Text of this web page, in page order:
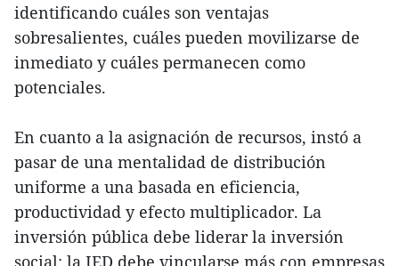
identificando cuáles son ventajas
sobresalientes, cuáles pueden movilizarse de
inmediato y cuáles permanecen como
potenciales.
En cuanto a la asignación de recursos, instó a
pasar de una mentalidad de distribución
uniforme a una basada en eficiencia,
productividad y efecto multiplicador. La
inversión pública debe liderar la inversión
social; la IED debe vincularse más con empresas